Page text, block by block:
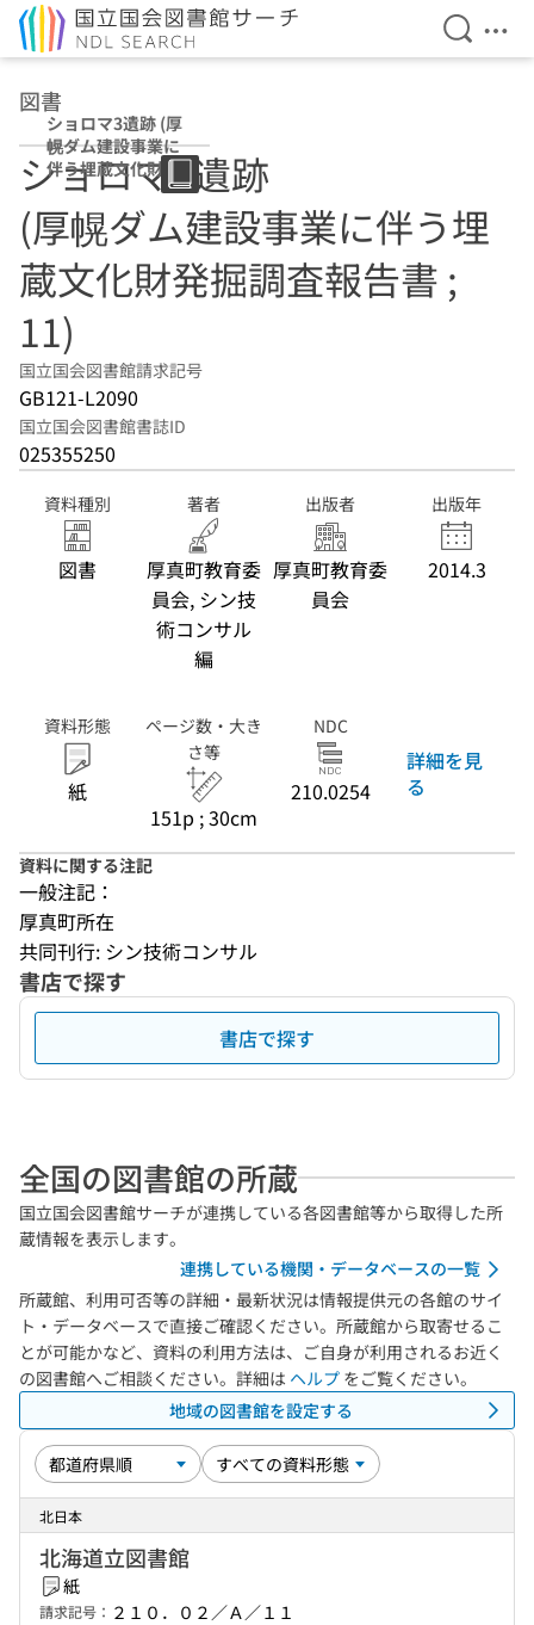
検索を
メ
図書
ショロマ3遺跡 (厚
幌ダム建設事業に
伴う埋蔵文化財発
掘調査報告書 ;
11)
ショロマ3遺跡
(厚幌ダム建設事業に伴う埋
蔵文化財発掘調査報告書 ;
11)
国立国会図書館請求記号
GB121-L2090
国立国会図書館書誌ID
025355250
資料種別
図書
著者
厚真町教育委
員会, シン技
術コンサル
編
出版者
厚真町教育委
員会
出版年
2014.3
資料形態
紙
ページ数・大き
さ等
151p ; 30cm
NDC
210.0254
詳細を見
る
資料に関する注記
一般注記：
厚真町所在
共同刊行: シン技術コンサル
書店で探す
書店で探す
全国の図書館の所蔵
国立国会図書館サーチが連携している各図書館等から取得した所
蔵情報を表示します。
連携している機関・データベースの一覧
所蔵館、利用可否等の詳細・最新状況は情報提供元の各館のサイ
ト・データベースで直接ご確認ください。所蔵館から取寄せるこ
とが可能かなど、資料の利用方法は、ご自身が利用されるお近く
の図書館へご相談ください。詳細は ヘルプ をご覧ください。
地域の図書館を設定する
北日本
北海道立図書館
紙
請求記号： ２１０．０２／Ａ／１１